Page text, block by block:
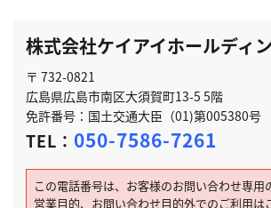
株式会社ケイアイホールディ
〒 732-0821
広島県広島市南区大須賀町13-5 5階
免許番号：国土交通大臣（01)第005380号
TEL： 050-7586-7261
この電話番号は、お客様のお問い合わせ専用
営業目的、お問い合わせ目的外でのご利用は